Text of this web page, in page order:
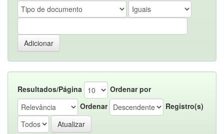
Resultados/Página
Ordenar por
Ordenar
Registro(s)